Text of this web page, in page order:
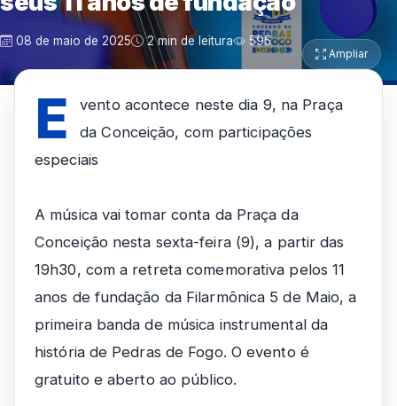
08 de maio de 2025 2 min de leitura 595
Ampliar
E
vento acontece neste dia 9, na Praça
da Conceição, com participações
especiais
A música vai tomar conta da Praça da
Conceição nesta sexta-feira (9), a partir das
19h30, com a retreta comemorativa pelos 11
anos de fundação da Filarmônica 5 de Maio, a
primeira banda de música instrumental da
história de Pedras de Fogo. O evento é
gratuito e aberto ao público.